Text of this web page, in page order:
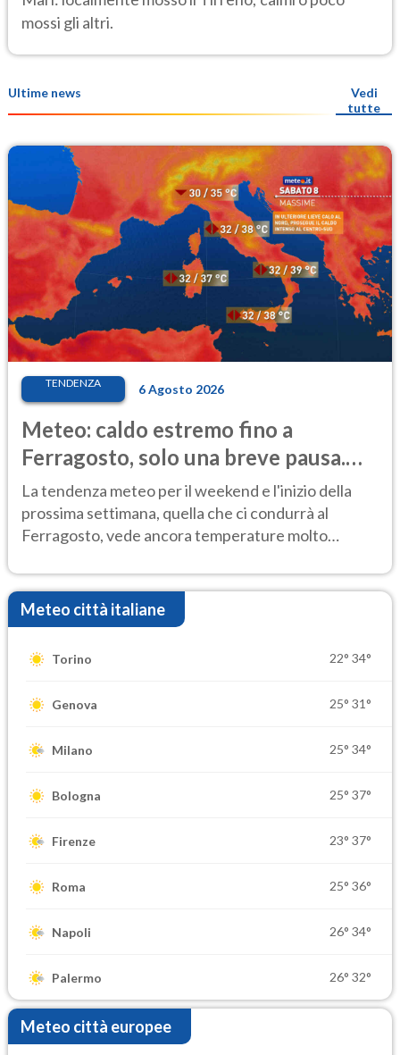
mossi gli altri.
Ultime news
Vedi
tutte
TENDENZA 6 Agosto 2026
Meteo: caldo estremo fino a
Ferragosto, solo una breve pausa.
Ecco dove
La tendenza meteo per il weekend e l'inizio della
prossima settimana, quella che ci condurrà al
Ferragosto, vede ancora temperature molto
Meteo città italiane
Torino 22° 34°
Genova 25° 31°
Milano 25° 34°
Bologna 25° 37°
Firenze 23° 37°
Roma 25° 36°
Napoli 26° 34°
Palermo 26° 32°
Meteo città europee